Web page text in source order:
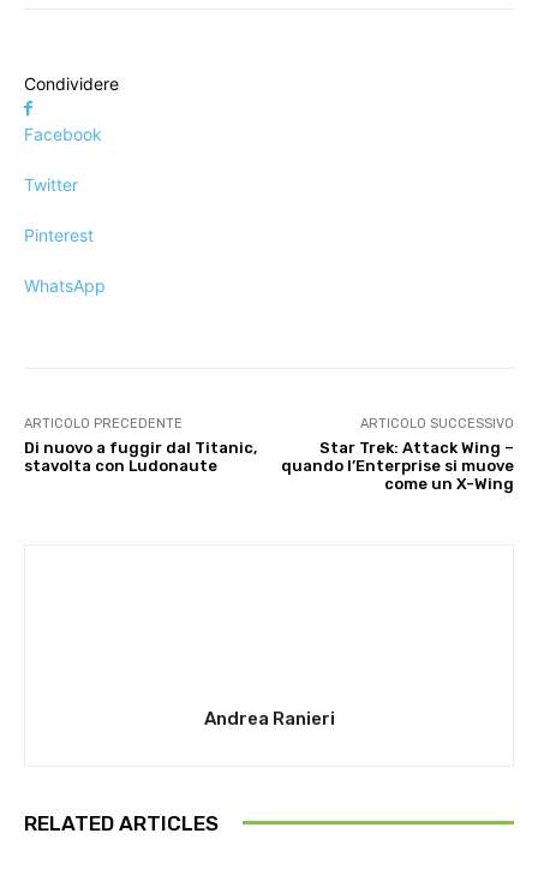
Condividere
Facebook
Twitter
Pinterest
WhatsApp
ARTICOLO PRECEDENTE
Di nuovo a fuggir dal Titanic,
stavolta con Ludonaute
ARTICOLO SUCCESSIVO
Star Trek: Attack Wing –
quando l’Enterprise si muove
come un X-Wing
Andrea Ranieri
RELATED ARTICLES